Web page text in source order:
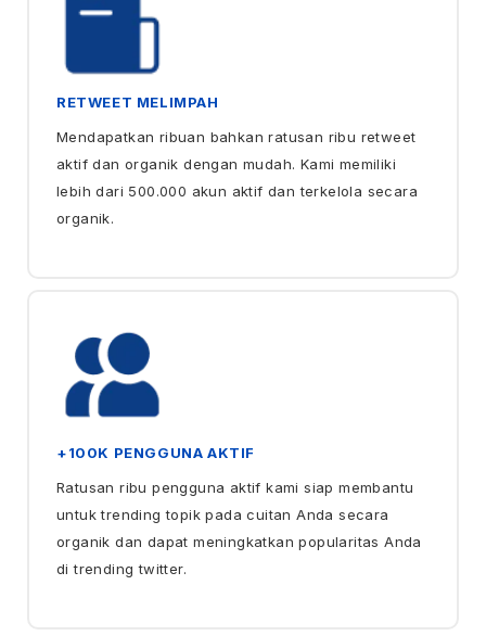
RETWEET MELIMPAH
Mendapatkan ribuan bahkan ratusan ribu retweet
aktif dan organik dengan mudah. Kami memiliki
lebih dari 500.000 akun aktif dan terkelola secara
organik.
+100K PENGGUNA AKTIF
Ratusan ribu pengguna aktif kami siap membantu
untuk trending topik pada cuitan Anda secara
organik dan dapat meningkatkan popularitas Anda
di trending twitter.